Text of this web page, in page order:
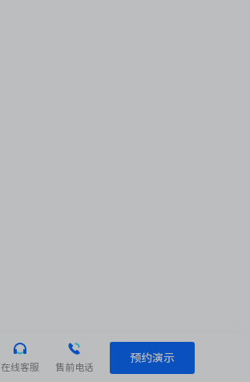
在线客服 售前电话
预约演示